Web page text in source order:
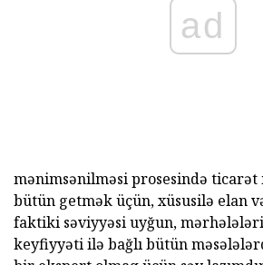
ad
mənimsənilməsi prosesində
bütün getmək üçün, xüsusilə elan
faktiki səviyyəsi uyğun,
keyfiyyəti ilə bağlı bütün